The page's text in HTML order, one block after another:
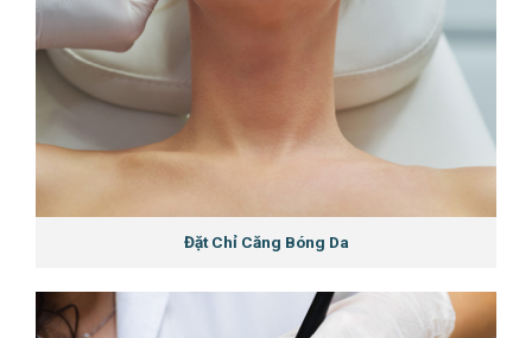
Đặt Chỉ Căng Bóng Da